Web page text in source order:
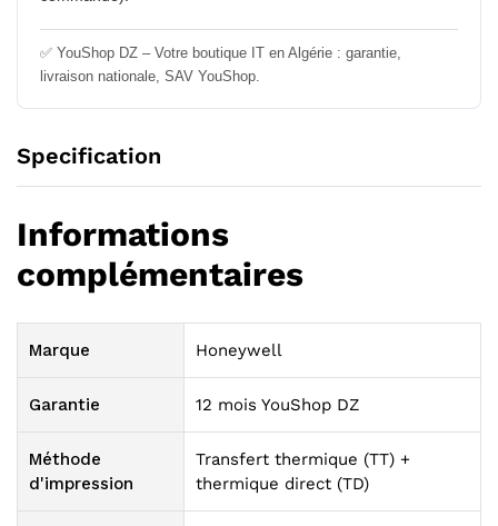
✅ YouShop DZ – Votre boutique IT en Algérie : garantie,
livraison nationale, SAV YouShop.
Specification
Informations
complémentaires
Marque Honeywell
Garantie 12 mois YouShop DZ
Méthode
d'impression
Transfert thermique (TT) +
thermique direct (TD)